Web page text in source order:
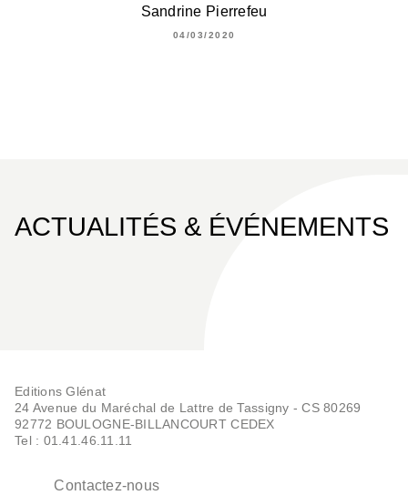
Sandrine Pierrefeu
04/03/2020
ACTUALITÉS & ÉVÉNEMENTS
Editions Glénat
24 Avenue du Maréchal de Lattre de Tassigny - CS 80269
92772 BOULOGNE-BILLANCOURT CEDEX
Tel : 01.41.46.11.11
Contactez-nous